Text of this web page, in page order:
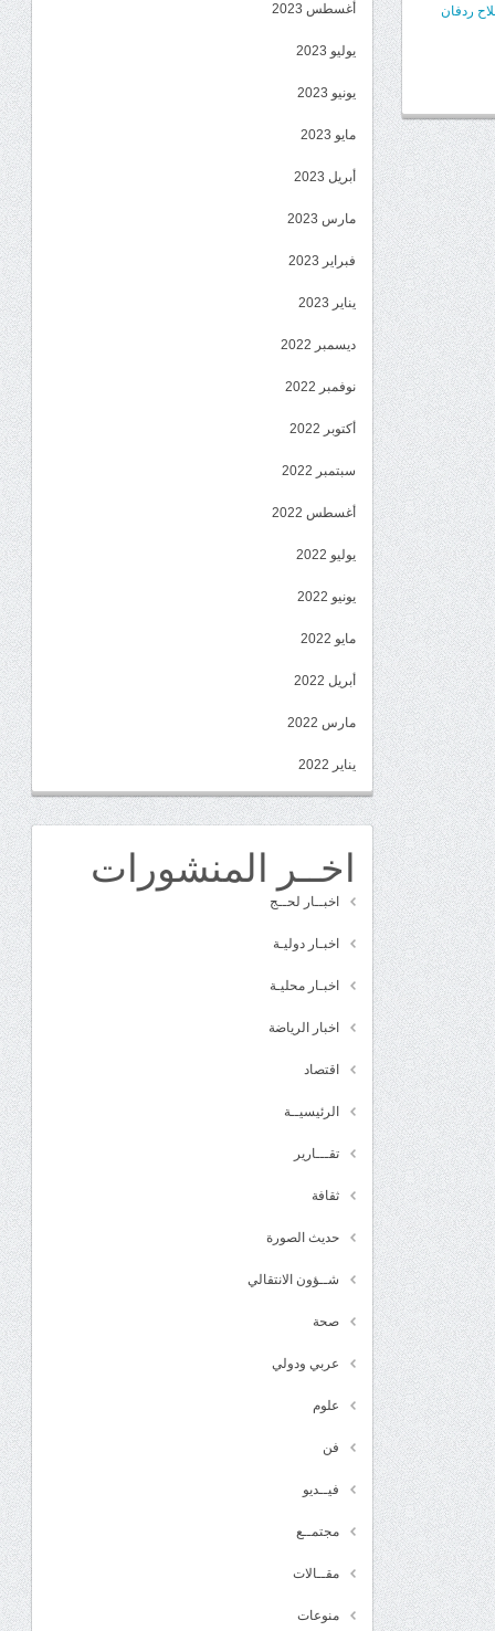
ردفان أغسطس 2023
يوليو 2023
يونيو 2023
مايو 2023
أبريل 2023
مارس 2023
فبراير 2023
يناير 2023
ديسمبر 2022
نوفمبر 2022
أكتوبر 2022
سبتمبر 2022
أغسطس 2022
يوليو 2022
يونيو 2022
مايو 2022
أبريل 2022
مارس 2022
يناير 2022
اخــر المنشورات
اخبــار لحــج
اخبـار دوليـة
اخبـار محليـة
اخبار الرياضة
اقتصاد
الرئيسيــة
تقـــارير
ثقافة
حديث الصورة
شــؤون الانتقالي
صحة
عربي ودولي
علوم
فن
فيــديو
مجتمــع
مقــالات
منوعات